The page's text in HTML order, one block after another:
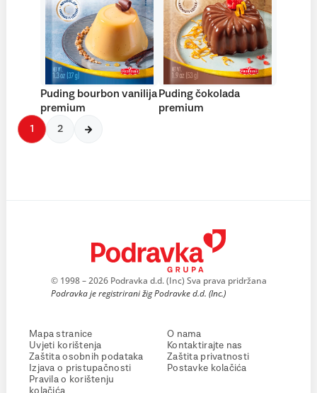
Puding bourbon vanilija
premium
Puding čokolada
premium
1 2
© 1998 – 2026 Podravka d.d. (Inc) Sva prava pridržana
Podravka je registrirani žig Podravke d.d. (Inc.)
Mapa stranice
Uvjeti korištenja
Zaštita osobnih podataka
Izjava o pristupačnosti
Pravila o korištenju
kolačića
O nama
Kontaktirajte nas
Zaštita privatnosti
Postavke kolačića